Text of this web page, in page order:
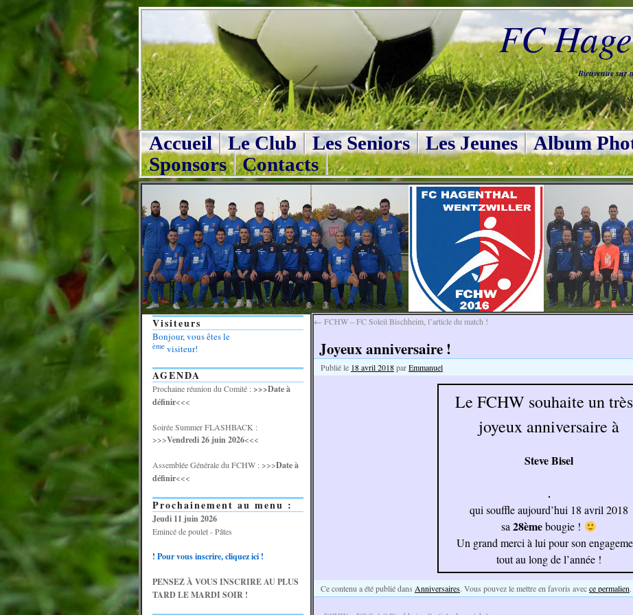
FC
Bienvenue sur
Accueil Le Club Les Seniors Les Jeunes Album
Sponsors
Contacts
← FCHW – FC Soleil Bischheim, l’article du match !
Joyeux anniversaire !
Publié le 18 avril 2018parEmmanuel
Le FCHW souhaite un très
joyeux anniversaire à
Steve Bisel
qui souffle aujourd’hui 18 avril 2018
sa28èmebougie !
Un grand merci à lui pour son
tout au long de l’année !
Ce contenu a été publié dans Anniversaires. Vous pouvez le mettre en favoris avecce permalien.
Visiteurs
Bonjour, vous êtes le
ème visiteur!
AGENDA
Prochaine réunion du Comité :>>>Date à
définir<<<
Soirée Summer FLASHBACK :
>>>Vendredi 26 juin 2026<<<
Assemblée Générale du FCHW : >>>Date à
définir<<<
Prochainement au menu :
Jeudi 11 juin 2026
Emincé de poulet - Pâtes
! Pour vous inscrire, cliquez ici !
PENSEZ À VOUS INSCRIRE AU PLUS
TARD LE MARDI SOIR !